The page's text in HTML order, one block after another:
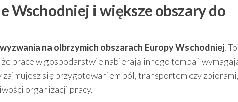
Wschodniej i większe obszary do
na olbrzymich obszarach Europy Wschodniej. To
prace w gospodarstwie nabierają innego tempa i
się przygotowaniem pól, transportem czy zbiorami,
organizacji pracy.